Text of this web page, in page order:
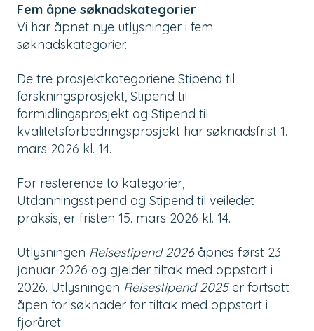
Fem åpne søknadskategorier
Vi har åpnet nye utlysninger i fem
søknadskategorier.
De tre prosjektkategoriene Stipend til
forskningsprosjekt, Stipend til
formidlingsprosjekt og Stipend til
kvalitetsforbedringsprosjekt har søknadsfrist 1.
mars 2026 kl. 14.
For resterende to kategorier,
Utdanningsstipend og Stipend til veiledet
praksis, er fristen 15. mars 2026 kl. 14.
Utlysningen Reisestipend 2026åpnes først 23.
januar 2026 og gjelder tiltak med oppstart i
2026. Utlysningen Reisestipend 2025er fortsatt
åpen for søknader for tiltak med oppstart i
fjoråret.